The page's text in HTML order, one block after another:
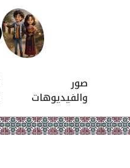
صور
والفيديوهات